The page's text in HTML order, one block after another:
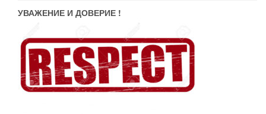
УВАЖЕНИЕ И ДОВЕРИЕ !